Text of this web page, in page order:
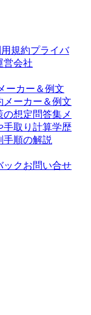
規約プライバ
営会社
ーカー＆例文
メーカー＆例文
の想定問答集メ
手取り計算学歴
手順の解説
ックお問い合せ